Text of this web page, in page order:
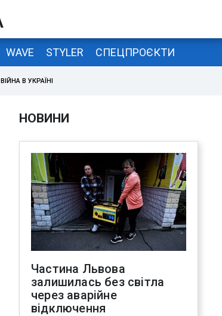
WAVE STYLER СПЕЦПРОЄКТИ
ВІЙНА В УКРАЇНІ
НОВИНИ
Частина Львова
залишилась без світла
через аварійне
відключення